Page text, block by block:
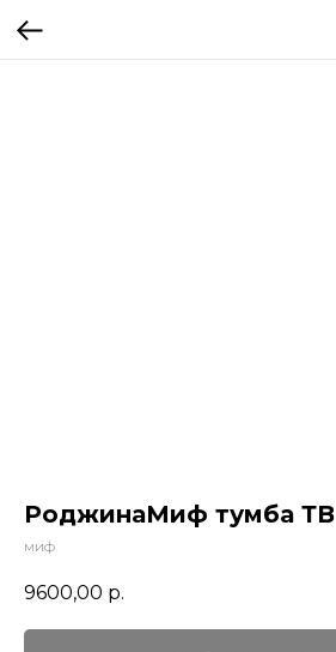
РоджинаМиф тумба ТВ
миф
9600,00 р.